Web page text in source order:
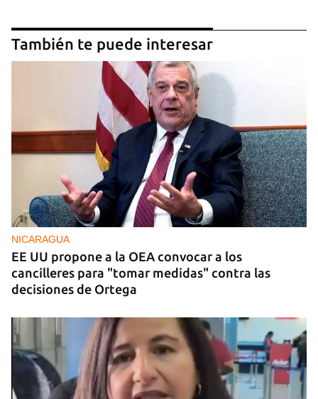
También te puede interesar
NICARAGUA
EE UU propone a la OEA convocar a los
cancilleres para "tomar medidas" contra las
decisiones de Ortega